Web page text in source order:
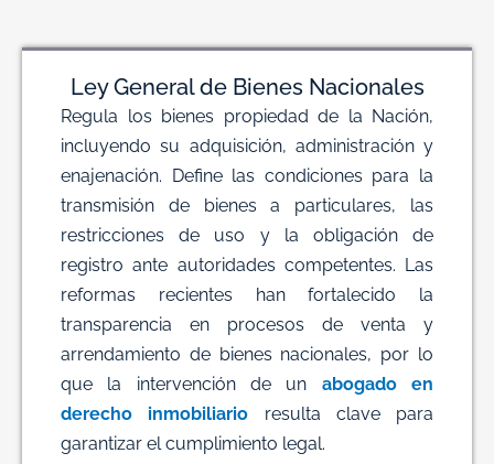
Ley General de Bienes Nacionales
Regula los bienes propiedad de la Nación,
incluyendo su adquisición, administración y
enajenación. Define las condiciones para la
transmisión de bienes a particulares, las
restricciones de uso y la obligación de
registro ante autoridades competentes. Las
reformas recientes han fortalecido la
transparencia en procesos de venta y
arrendamiento de bienes nacionales, por lo
que la intervención de un abogado en
derecho inmobiliario resulta clave para
garantizar el cumplimiento legal.